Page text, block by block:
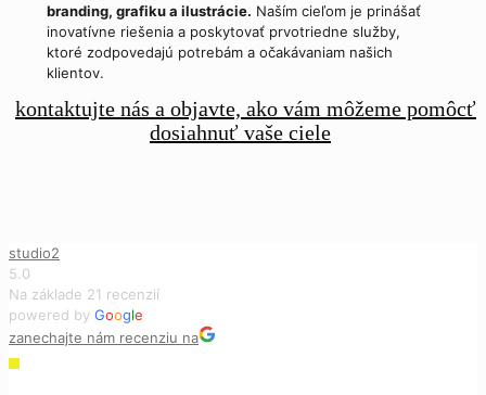
branding, grafiku a ilustrácie. Naším cieľom je prinášať
inovatívne riešenia a poskytovať prvotriedne služby,
ktoré zodpovedajú potrebám a očakávaniam našich
klientov.
kontaktujte nás a objavte, ako vám môžeme pomôcť
dosiahnuť vaše ciele
studio2
5.0
Na základe 21 recenzií
powered by Google
zanechajte nám recenziu na